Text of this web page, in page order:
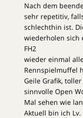
Nach dem
sehr repetitiv,
schlechthin ist.
wiederholen sich
FH2
wieder einmal
Rennspielmuffel
Geile Grafik,
sinnvolle Open
Mal sehen wie
Aktuell bin ich